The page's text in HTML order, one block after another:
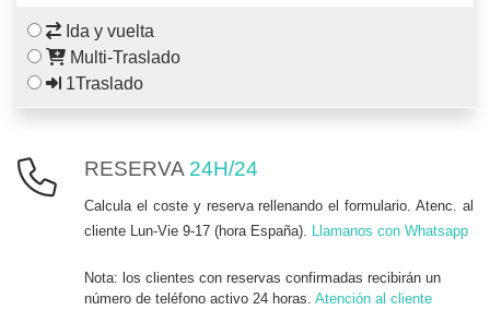
Ida y vuelta
Multi-Traslado
1Traslado
RESERVA 24H/24
Calcula el coste y reserva rellenando el formulario. Atenc. al
cliente Lun-Vie 9-17 (hora España).
Llamanos con Whatsapp
Nota: los clientes con reservas confirmadas recibirán un
número de teléfono activo 24 horas. Atención al cliente